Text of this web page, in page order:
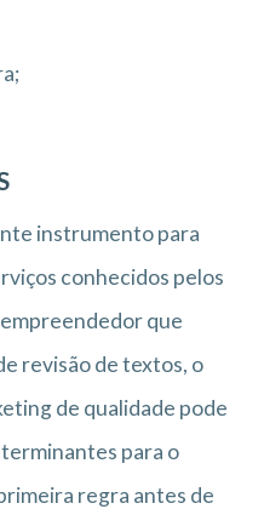
instrumento para
conhecidos pelos
que
revisão de textos, o
de qualidade pode
para o
regra antes de